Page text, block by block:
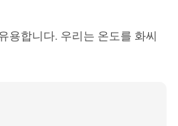
용합니다. 우리는 온도를 화씨